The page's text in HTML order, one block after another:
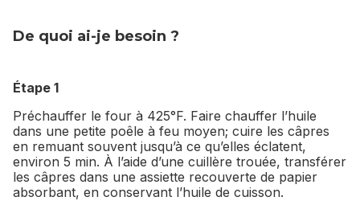
De quoi ai-je besoin ?
Étape 1
Préchauffer le four à 425°F. Faire chauffer l’huile
dans une petite poêle à feu moyen; cuire les câpres
en remuant souvent jusqu’à ce qu’elles éclatent,
environ 5 min. À l’aide d’une cuillère trouée, transférer
les câpres dans une assiette recouverte de papier
absorbant, en conservant l’huile de cuisson.